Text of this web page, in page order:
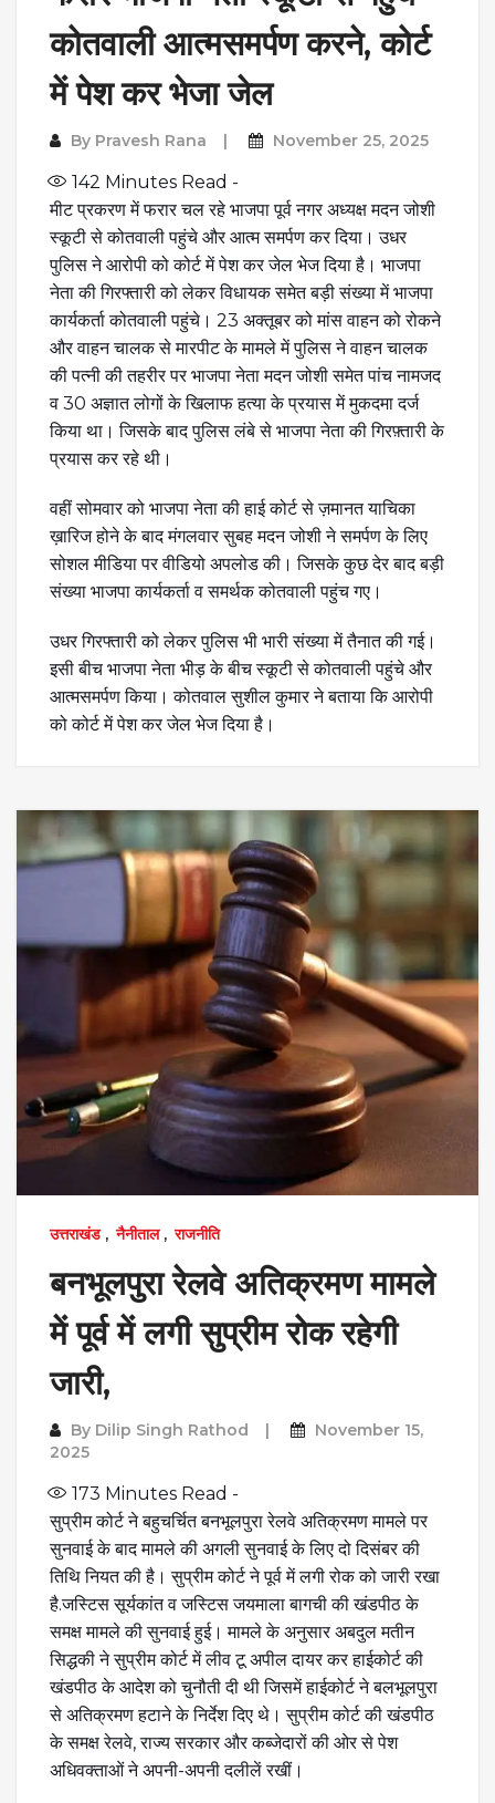
कोतवाली आत्मसमर्पण करने, कोर्ट
में पेश कर भेजा जेल
By Pravesh Rana November 25, 2025
142 Minutes Read -
मीट प्रकरण में फरार चल रहे भाजपा पूर्व नगर अध्यक्ष मदन जोशी
स्कूटी से कोतवाली पहुंचे और आत्म समर्पण कर दिया। उधर
पुलिस ने आरोपी को कोर्ट में पेश कर जेल भेज दिया है। भाजपा
नेता की गिरफ्तारी को लेकर विधायक समेत बड़ी संख्या में भाजपा
कार्यकर्ता कोतवाली पहुंचे। 23 अक्तूबर को मांस वाहन को रोकने
और वाहन चालक से मारपीट के मामले में पुलिस ने वाहन चालक
की पत्नी की तहरीर पर भाजपा नेता मदन जोशी समेत पांच नामजद
व 30 अज्ञात लोगों के खिलाफ हत्या के प्रयास में मुकदमा दर्ज
किया था। जिसके बाद पुलिस लंबे से भाजपा नेता की गिरफ़्तारी के
प्रयास कर रहे थी।
वहीं सोमवार को भाजपा नेता की हाई कोर्ट से ज़मानत याचिका
ख़ारिज होने के बाद मंगलवार सुबह मदन जोशी ने समर्पण के लिए
सोशल मीडिया पर वीडियो अपलोड की। जिसके कुछ देर बाद बड़ी
संख्या भाजपा कार्यकर्ता व समर्थक कोतवाली पहुंच गए।
उधर गिरफ्तारी को लेकर पुलिस भी भारी संख्या में तैनात की गई।
इसी बीच भाजपा नेता भीड़ के बीच स्कूटी से कोतवाली पहुंचे और
आत्मसमर्पण किया। कोतवाल सुशील कुमार ने बताया कि आरोपी
को कोर्ट में पेश कर जेल भेज दिया है।
उत्तराखंड, नैनीताल, राजनीति
बनभूलपुरा रेलवे अतिक्रमण मामले
में पूर्व में लगी सुप्रीम रोक रहेगी
जारी,
By Dilip Singh Rathod
November 15,
2025
173 Minutes Read -
सुप्रीम कोर्ट ने बहुचर्चित बनभूलपुरा रेलवे अतिक्रमण मामले पर
सुनवाई के बाद मामले की अगली सुनवाई के लिए दो दिसंबर की
तिथि नियत की है। सुप्रीम कोर्ट ने पूर्व में लगी रोक को जारी रखा
है.जस्टिस सूर्यकांत व जस्टिस जयमाला बागची की खंडपीठ के
समक्ष मामले की सुनवाई हुई। मामले के अनुसार अबदुल मतीन
सिद्धकी ने सुप्रीम कोर्ट में लीव टू अपील दायर कर हाईकोर्ट की
खंडपीठ के आदेश को चुनौती दी थी जिसमें हाईकोर्ट ने बलभूलपुरा
से अतिक्रमण हटाने के निर्देश दिए थे। सुप्रीम कोर्ट की खंडपीठ
के समक्ष रेलवे, राज्य सरकार और कब्जेदारों की ओर से पेश
अधिवक्ताओं ने अपनी-अपनी दलीलें रखीं।